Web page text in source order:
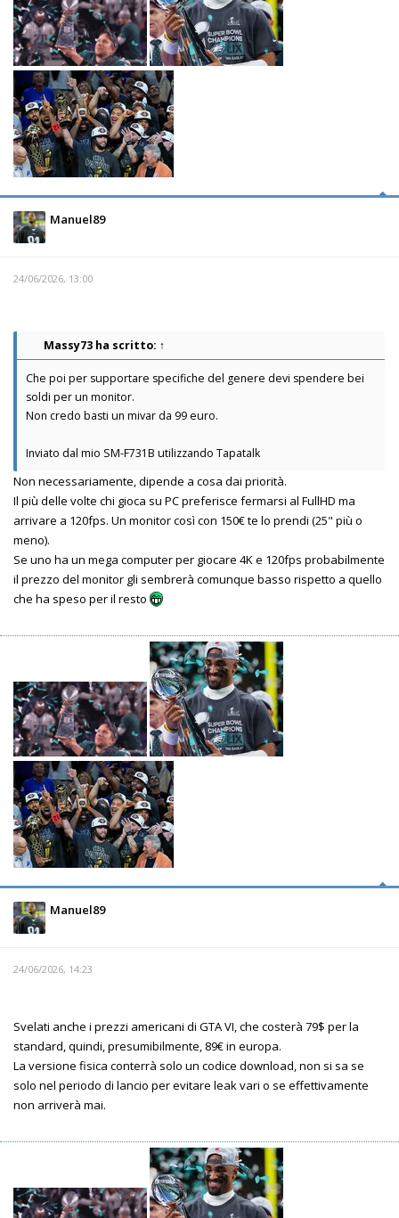
Manuel89
24/06/2026, 13:00
Massy73 ha scritto: ↑
Che poi per supportare specifiche del genere devi spendere bei
soldi per un monitor.
Non credo basti un mivar da 99 euro.
Inviato dal mio SM-F731B utilizzando Tapatalk
Non necessariamente, dipende a cosa dai priorità.
Il più delle volte chi gioca su PC preferisce fermarsi al FullHD ma
arrivare a 120fps. Un monitor così con 150€ te lo prendi (25" più o
meno).
Se uno ha un mega computer per giocare 4K e 120fps probabilmente
il prezzo del monitor gli sembrerà comunque basso rispetto a quello
che ha speso per il resto
Manuel89
24/06/2026, 14:23
Svelati anche i prezzi americani di GTA VI, che costerà 79$ per la
standard, quindi, presumibilmente, 89€ in europa.
La versione fisica conterrà solo un codice download, non si sa se
solo nel periodo di lancio per evitare leak vari o se effettivamente
non arriverà mai.